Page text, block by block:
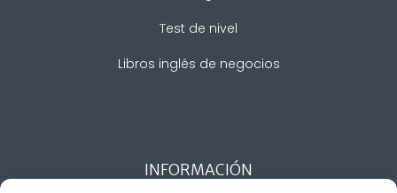
Test de nivel
Libros inglés de negocios
INFORMACIÓN